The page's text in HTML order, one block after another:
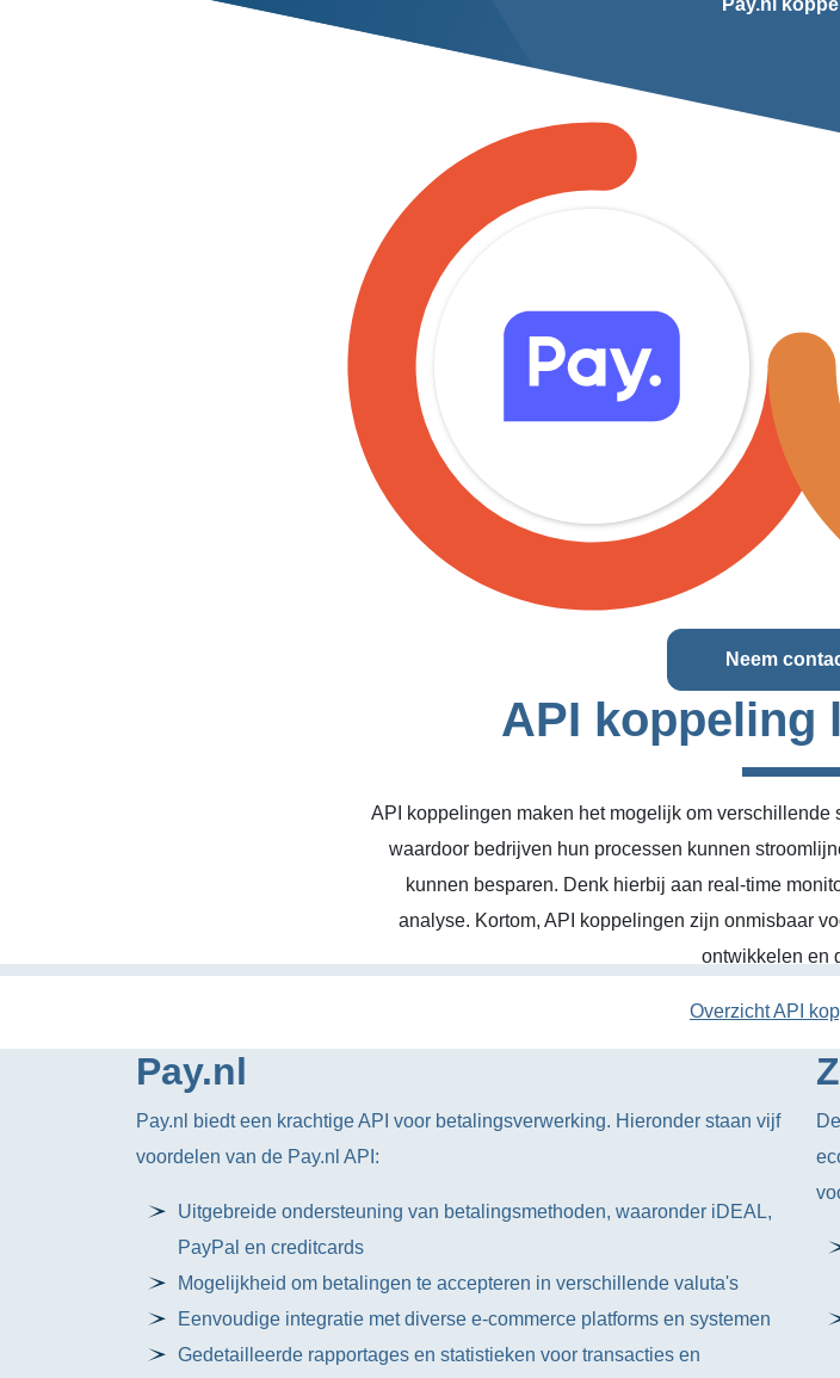
Pay.nl
Neem
API koppeling
API koppelingen maken het mogelijk om verschillende
waardoor bedrijven hun processen kunnen
kunnen besparen. Denk hierbij aan real-time
analyse. Kortom, API koppelingen zijn onmisbaar
ontwikkelen en
Overzicht API
Pay.nl
Pay.nl biedt een krachtige API voor betalingsverwerking. Hieronder staan vijf
voordelen van de Pay.nl API:
Uitgebreide ondersteuning van betalingsmethoden, waaronder iDEAL,
PayPal en creditcards
Mogelijkheid om betalingen te accepteren in verschillende valuta's
Eenvoudige integratie met diverse e-commerce platforms en systemen
Gedetailleerde rapportages en statistieken voor transacties en